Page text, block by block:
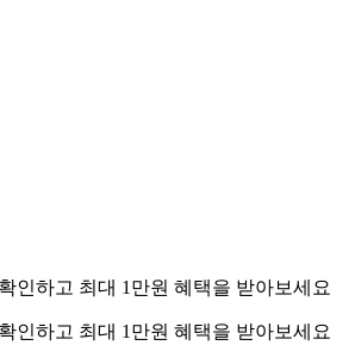
인하고 최대 1만원 혜택을 받아보세요
인하고 최대 1만원 혜택을 받아보세요